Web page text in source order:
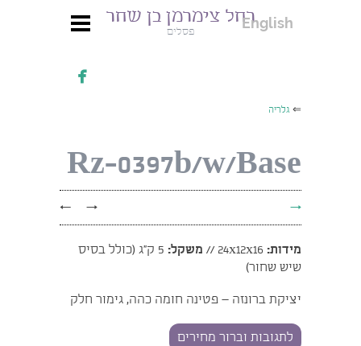
רחל צימרמן בן שחר
פסלים
English

⇐ גלריה
Rz-0397b/w/Base
→
→
←
מידות: משקל:
5 ק"ג (כולל בסיס
שיש שחור)
יציקת ברונזה – פטינה חומה כהה, גימור חלק
לתגובות וברור מחירים